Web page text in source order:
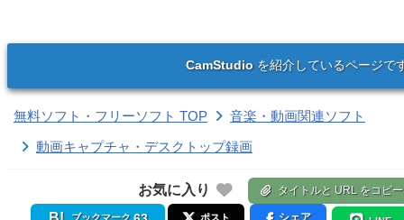
CamStudioを紹介しているページで
無料ソフト・フリーソフト TOP
音楽・動画関連ソフト
動画キャプチャ・デスクトップ録画
お気に入り タイトルと URL をコピー
ブックマーク ポスト